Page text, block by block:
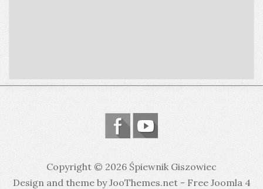
Copyright © 2026 Śpiewnik Giszowiec
Design and theme by JooThemes.net - Free Joomla 4